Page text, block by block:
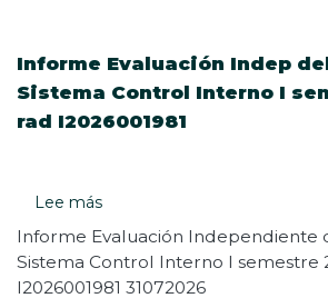
Informe Evaluación Indep
Sistema Control Interno I
rad I2026001981
Lee más
Informe
Evaluación
Indep
del
Informe Evaluación Independiente
Sistema Control Interno I semestre
I2026001981 31072026